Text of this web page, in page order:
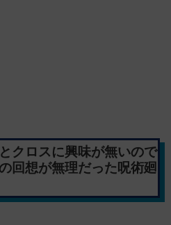
クロスに興味が無いので
回想が無理だった呪術廻